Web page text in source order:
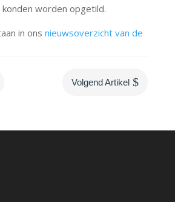
worden opgetild.
in ons nieuwsoverzicht van de
Volgend Artikel $